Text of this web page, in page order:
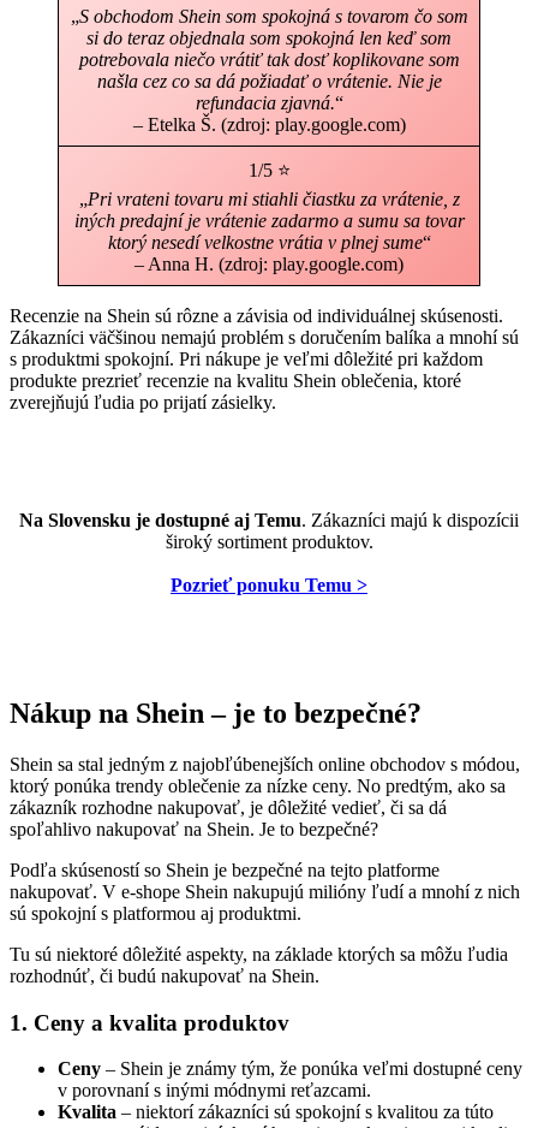
„S obchodom Shein som spokojná s tovarom čo som
si do teraz objednala som spokojná len keď som
potrebovala niečo vrátiť tak dosť koplikovane som
našla cez co sa dá požiadať o vrátenie. Nie je
refundacia zjavná.“
– Etelka Š. (zdroj: play.google.com)
1/5 ⭐
„Pri vrateni tovaru mi stiahli čiastku za vrátenie, z
iných predajní je vrátenie zadarmo a sumu sa tovar
ktorý nesedí velkostne vrátia v plnej sume“
– Anna H. (zdroj: play.google.com)
Recenzie na Shein sú rôzne a závisia od individuálnej skúsenosti.
Zákazníci väčšinou nemajú problém s doručením balíka a mnohí sú
s produktmi spokojní. Pri nákupe je veľmi dôležité pri každom
produkte prezrieť recenzie na kvalitu Shein oblečenia, ktoré
zverejňujú ľudia po prijatí zásielky.
Na Slovensku je dostupné aj Temu. Zákazníci majú k dispozícii
široký sortiment produktov.
Pozrieť ponuku Temu >
Nákup na Shein – je to bezpečné?
Shein sa stal jedným z najobľúbenejších online obchodov s módou,
ktorý ponúka trendy oblečenie za nízke ceny. No predtým, ako sa
zákazník rozhodne nakupovať, je dôležité vedieť, či sa dá
spoľahlivo nakupovať na Shein. Je to bezpečné?
Podľa skúseností so Shein je bezpečné na tejto platforme
nakupovať. V e-shope Shein nakupujú milióny ľudí a mnohí z nich
sú spokojní s platformou aj produktmi.
Tu sú niektoré dôležité aspekty, na základe ktorých sa môžu ľudia
rozhodnúť, či budú nakupovať na Shein.
1. Ceny a kvalita produktov
Ceny – Shein je známy tým, že ponúka veľmi dostupné ceny
v porovnaní s inými módnymi reťazcami.
Kvalita – niektorí zákazníci sú spokojní s kvalitou za túto